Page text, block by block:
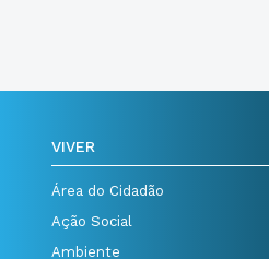
VIVER
Área do Cidadão
Ação Social
Ambiente